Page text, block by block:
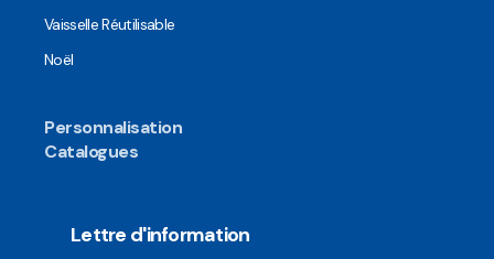
Vaisselle Réutilisable
Noël
Personnalisation
Catalogues
Lettre d'information